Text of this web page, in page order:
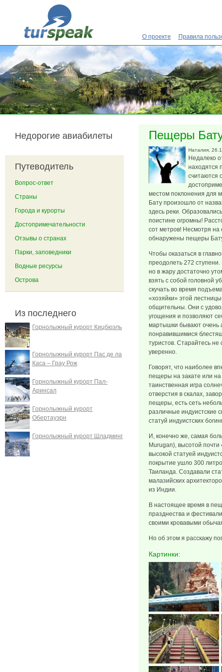
Перейти к основному содержанию
О проекте Правила
Пещеры
Наталия ,
Недалеко
находятся
считаются
местом поклонения для
Бату произошло от
здесь реки.
поистине огромны!
сот метров! Несмотря на
обнаружены пещеры
Чтобы оказаться в
преодолеть 272
но в жару достаточно
взять с собой головной
скучать во время
«хозяйки» этой
общительны. Они с
угощения и позволяют
мартышки бывают очень
понравившимися
туристов. Старайтесь не
уверенно.
Говорят, что наиболее
пещеры на закате или
таинственная игра
отверстия в скалах,
пещеры, есть сеть
различные индуистские
статуй индуистских
И, конечно же, самая
Murugan), высотой почти
высокой статуей
покрытие ушло 300
Таиланда. Создавали
малазийских
из Индии.
В настоящее время в
празднества и
своими кровавыми
Но об этом я расскажу
Картинки:
Недорогие авиабилеты
Путеводитель
Вопрос-ответ
Страны
Города и курорты
Достопримечательности
Отзывы о странах
Парки, заповедники
Водные ресурсы
Острова
Из последнего
Горнолыжный курорт Кицбюэль
Горнолыжный курорт Пас де ла
Каса – Грау Рож
Горнолыжный курорт Пал-
Аринсал
Горнолыжный курорт
Обертауэрн
Горнолыжный курорт Шладминг